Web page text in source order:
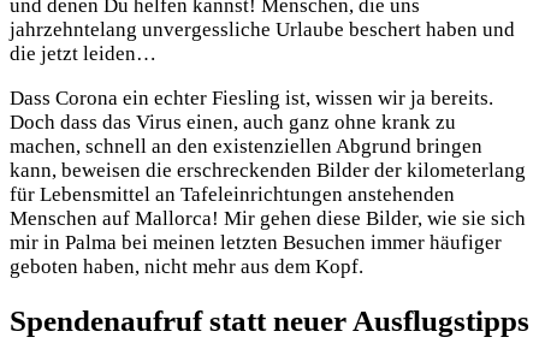
und denen Du helfen kannst! Menschen, die uns
jahrzehntelang unvergessliche Urlaube beschert haben und
die jetzt leiden…
Dass Corona ein echter Fiesling ist, wissen wir ja bereits.
Doch dass das Virus einen, auch ganz ohne krank zu
machen, schnell an den existenziellen Abgrund bringen
kann, beweisen die erschreckenden Bilder der kilometerlang
für Lebensmittel an Tafeleinrichtungen anstehenden
Menschen auf Mallorca! Mir gehen diese Bilder, wie sie sich
mir in Palma bei meinen letzten Besuchen immer häufiger
geboten haben, nicht mehr aus dem Kopf.
Spendenaufruf statt neuer Ausflugstipps